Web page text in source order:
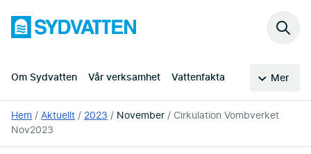
huvudinnehållet
Sydvatten
Om Sydvatten Vår verksamhet Vattenfakta Mer
Sök
Du
är
här:
Hem Aktuellt 2023 November
Cirkulation Vombverket
Nov2023